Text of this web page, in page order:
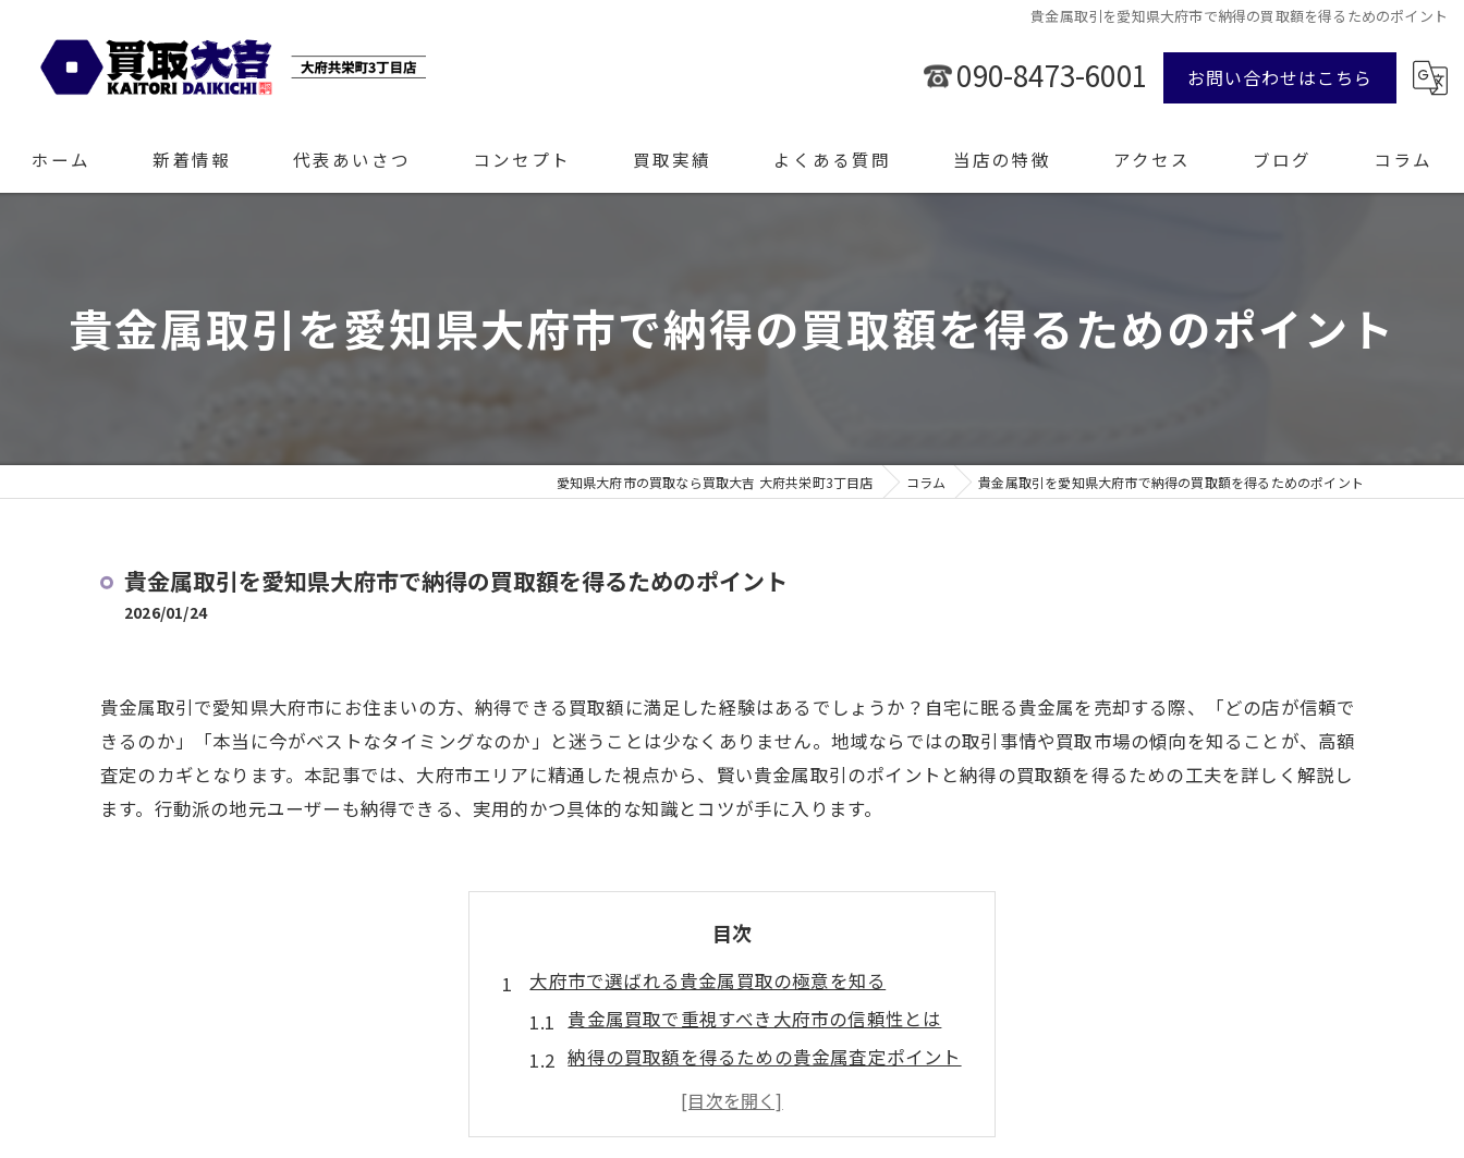
貴金属取引を愛知県大府市で納得の買取額を得るためのポイント
090-8473-6001 お問い合わせはこちら
ホーム 新着情報 代表あいさつ コンセプト 買取実績 よくある質問 当店の特徴
腕時計
アクセス ブログ コラム
貴金属取引を愛知県大府市で納得の買取額を得るためのポイント
愛知県大府市の買取なら買取大吉 大府共栄町3丁目店 コラム 貴金属取引を愛知県大府市で納得の買取額を得るためのポイント
貴金属取引を愛知県大府市で納得の買取額を得るためのポイント
2026/01/24
貴金属取引で愛知県大府市にお住まいの方、納得できる買取額に満足した経験はあるでしょうか？自宅に眠る貴金属を売却する際、「どの店が信頼で
きるのか」「本当に今がベストなタイミングなのか」と迷うことは少なくありません。地域ならではの取引事情や買取市場の傾向を知ることが、高額
査定のカギとなります。本記事では、大府市エリアに精通した視点から、賢い貴金属取引のポイントと納得の買取額を得るための工夫を詳しく解説し
ます。行動派の地元ユーザーも納得できる、実用的かつ具体的な知識とコツが手に入ります。
目次
大府市で選ばれる貴金属買取の極意を知る
貴金属買取で重視すべき大府市の信頼性とは
納得の買取額を得るための貴金属査定ポイント
貴金属取引で選ばれる店舗の特徴を解説
貴金属買取と大府市の相場動向を徹底調査